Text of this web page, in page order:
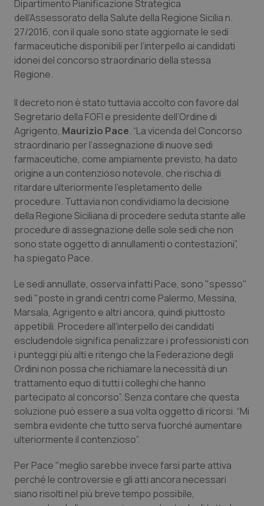
Emilia-Romagna
Friuli Venezia Giulia
Liguria
Lombardia
Marche
Molise
Piemonte
Provincia Autonoma di Bolzano
Provincia Autonoma di Trento
Puglia
Sardegna
Sicilia
Toscana
Umbria
Valle D’Aosta
Colesterolo & coronaropatie
Dermatite Atopica
Disturbi dell’umore
Dolore
Donna & Salute
Epatiti
HIV
Infezioni & Febbre
Ipertensione & Scompenso
Malattie rare
Malattia di Crohn & Rettocolite Ulcerosa
Neuroscienze & patologie neurodegenerative
Obesità
Oftalmologia
Oncodermatologia
Dipartimento Pianificazione Strategica
dell’Assessorato della Salute della Regione Sicilia n.
27/2016, con il quale sono state aggiornate le sedi
farmaceutiche disponibili per l’interpello ai candidati
idonei del concorso straordinario della stessa
Regione.
Il decreto non è stato tuttavia accolto con favore dal
Segretario della FOFI e presidente dell’Ordine di
Agrigento, Maurizio Pace. “La vicenda del Concorso
straordinario per l’assegnazione di nuove sedi
farmaceutiche, come ampiamente previsto, ha dato
origine a un contenzioso notevole, che rischia di
ritardare ulteriormente l’espletamento delle
procedure. Tuttavia non condividiamo la decisione
della Regione Siciliana di procedere seduta stante alle
procedure di assegnazione delle sole sedi che non
sono state oggetto di annullamenti o contestazioni”,
ha spiegato Pace.
Le sedi annullate, osserva infatti Pace, sono "spesso"
sedi "poste in grandi centri come Palermo, Messina,
Marsala, Agrigento e altri ancora, quindi piuttosto
appetibili. Procedere all’interpello dei candidati
escludendole significa penalizzare i professionisti con
i punteggi più alti e ritengo che la Federazione degli
Ordini non possa che richiamare la necessità di un
trattamento equo di tutti i colleghi che hanno
partecipato al concorso”. Senza contare che questa
soluzione può essere a sua volta oggetto di ricorsi. “Mi
sembra evidente che tutto serva fuorché aumentare
ulteriormente il contenzioso”.
Per Pace "meglio sarebbe invece farsi parte attiva
perché le controversie e gli atti ancora necessari
siano risolti nel più breve tempo possibile,